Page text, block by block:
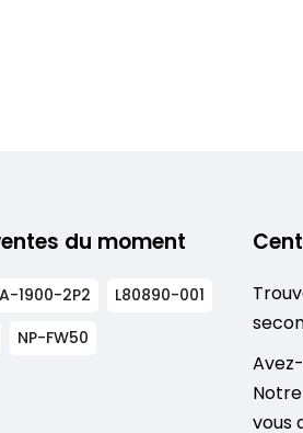
du moment
1900-2P2
L80890-001
NP-FW50
vous